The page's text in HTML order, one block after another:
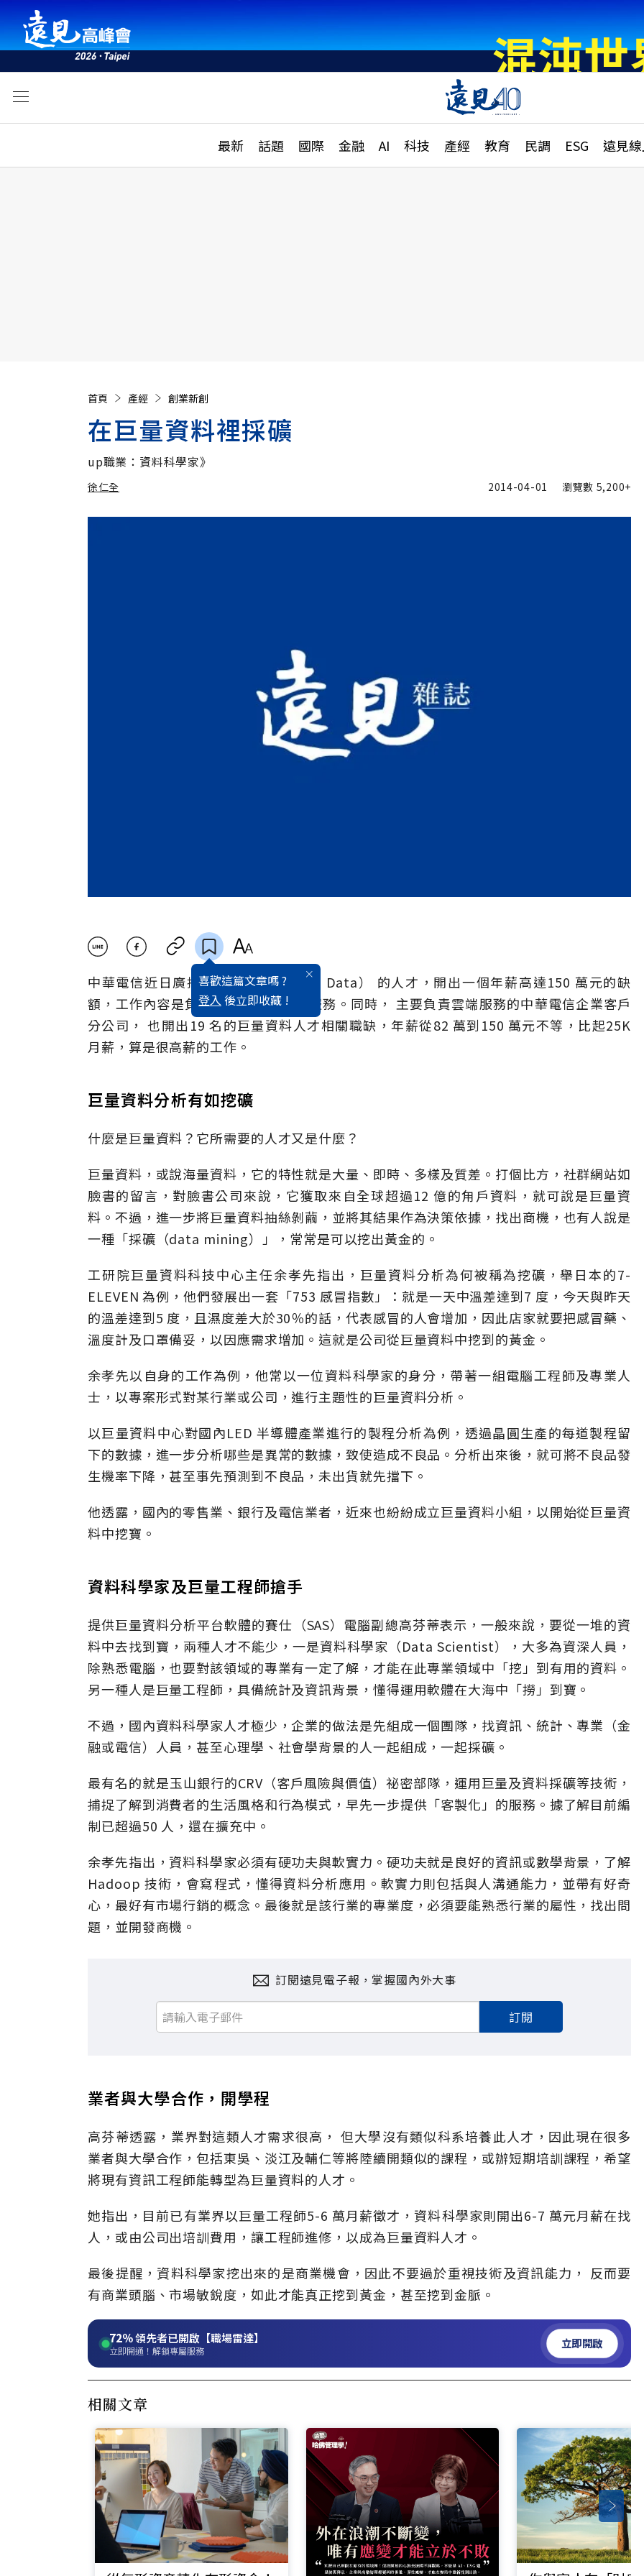
最新 話題 國際 金融 AI 科技 產經 教育 民調 ESG 遠見
活動
話題
國際
特輯
大學升學、職涯攻略
縣市施政調查全解析
首頁 產經 創業新創
在巨量資料裡採礦
up職業：資料科學家》
徐仁全 2014-04-01 瀏覽數 5,200+
喜歡這篇文章嗎 ?
登入 後立即收藏 !
中華電信近日廣招雲端巨量資料（Big Data） 的人才，開出一個年薪高達150 萬元的缺
額，工作內容是負責巨量資料的應用服務。同時， 主要負責雲端服務的中華電信企業客戶
分公司， 也開出19 名的巨量資料人才相關職缺，年薪從82 萬到150 萬元不等，比起25K
月薪，算是很高薪的工作。
巨量資料分析有如挖礦
什麼是巨量資料？它所需要的人才又是什麼？
巨量資料，或說海量資料，它的特性就是大量、即時、多樣及質差。打個比方，社群網站如
臉書的留言，對臉書公司來說，它獲取來自全球超過12 億的甪戶資料，就可說是巨量資
料。不過，進一步將巨量資料抽絲剝繭，並將其結果作為決策依據，找出商機，也有人說是
一種「採礦（data mining）」，常常是可以挖出黃金的。
工研院巨量資料科技中心主任余孝先指出，巨量資料分析為何被稱為挖礦，舉日本的7-
ELEVEN 為例，他們發展出一套「753 感冒指數」：就是一天中溫差達到7 度，今天與昨天
的溫差達到5 度，且濕度差大於30％的話，代表感冒的人會增加，因此店家就要把感冒藥、
溫度計及口罩備妥，以因應需求增加。這就是公司從巨量資料中挖到的黃金。
余孝先以自身的工作為例，他常以一位資料科學家的身分，帶著一組電腦工程師及專業人
士，以專案形式對某行業或公司，進行主題性的巨量資料分析。
以巨量資料中心對國內LED 半導體產業進行的製程分析為例，透過晶圓生產的每道製程留
下的數據，進一步分析哪些是異常的數據，致使造成不良品。分析出來後，就可將不良品發
生機率下降，甚至事先預測到不良品，未出貨就先擋下。
他透露，國內的零售業、銀行及電信業者，近來也紛紛成立巨量資料小組，以開始從巨量資
料中挖寶。
資料科學家及巨量工程師搶手
提供巨量資料分析平台軟體的賽仕（SAS）電腦副總高芬蒂表示，一般來說，要從一堆的資
料中去找到寶，兩種人才不能少，一是資料科學家（Data Scientist），大多為資深人員，
除熟悉電腦，也要對該領域的專業有一定了解，才能在此專業領域中「挖」到有用的資料。
另一種人是巨量工程師，具備統計及資訊背景，懂得運用軟體在大海中「撈」到寶。
不過，國內資料科學家人才極少，企業的做法是先組成一個團隊，找資訊、統計、專業（金
融或電信）人員，甚至心理學、社會學背景的人一起組成，一起採礦。
最有名的就是玉山銀行的CRV（客戶風險與價值）祕密部隊，運用巨量及資料採礦等技術，
捕捉了解到消費者的生活風格和行為模式，早先一步提供「客製化」的服務。據了解目前編
制已超過50 人，還在擴充中。
余孝先指出，資料科學家必須有硬功夫與軟實力。硬功夫就是良好的資訊或數學背景，了解
Hadoop 技術，會寫程式，懂得資料分析應用。軟實力則包括與人溝通能力，並帶有好奇
心，最好有市場行銷的概念。最後就是該行業的專業度，必須要能熟悉行業的屬性，找出問
題，並開發商機。
訂閱遠見電子報，掌握國內外大事
訂閱
業者與大學合作，開學程
高芬蒂透露，業界對這類人才需求很高， 但大學沒有類似科系培養此人才，因此現在很多
業者與大學合作，包括東吳、淡江及輔仁等將陸續開類似的課程，或辦短期培訓課程，希望
將現有資訊工程師能轉型為巨量資料的人才。
她指出，目前已有業界以巨量工程師5-6 萬月薪徵才，資料科學家則開出6-7 萬元月薪在找
人，或由公司出培訓費用，讓工程師進修，以成為巨量資料人才。
最後提醒，資料科學家挖出來的是商業機會，因此不要過於重視技術及資訊能力， 反而要
有商業頭腦、市場敏銳度，如此才能真正挖到黃金，甚至挖到金脈。
72%領先者已開啟【職場雷達】
立即開通！解鎖專屬服務
立即開啟
相關文章